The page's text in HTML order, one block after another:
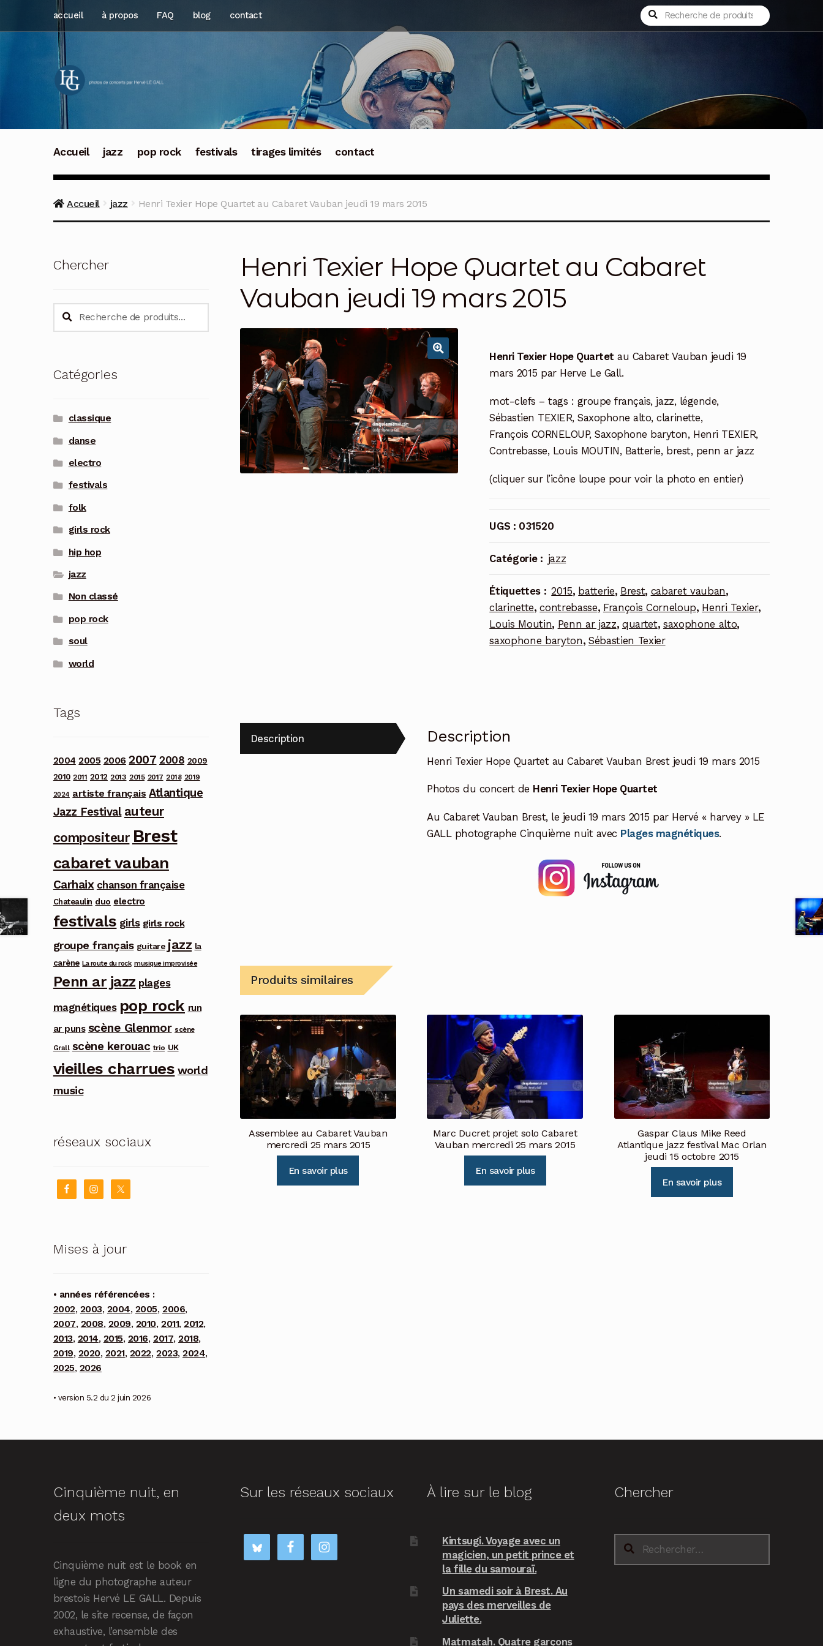
Aller
la
navigation
Aller
au
contenu
accueil à propos FAQ blog contact
Recherche
pour :
Recherche
Accueil jazz pop rock festivals tirages limités contact
Accueil jazz Henri Texier Hope Quartet au Cabaret Vauban jeudi 19 mars 2015
Henri Texier Hope Quartet au Cabaret
Vauban jeudi 19 mars 2015
Henri Texier Hope Quartet au Cabaret Vauban jeudi 19
mars 2015 par Herve Le Gall.
mot-clefs – tags : groupe français, jazz, légende,
Sébastien TEXIER, Saxophone alto, clarinette,
François CORNELOUP, Saxophone baryton, Henri TEXIER,
Contrebasse, Louis MOUTIN, Batterie, brest, penn ar jazz
(cliquer sur l’icône loupe pour voir la photo en entier)
UGS : 031520
Catégorie : jazz
Étiquettes : 2015, batterie, Brest, cabaret vauban,
clarinette,contrebasse, François Corneloup, Henri Texier,
Louis Moutin, Penn ar jazz, quartet, saxophone alto,
saxophone baryton, Sébastien Texier
Description Description
Henri Texier Hope Quartet au Cabaret Vauban Brest jeudi 19 mars 2015
Photos du concert de Henri Texier Hope Quartet
Au Cabaret Vauban Brest, le jeudi 19 mars 2015 par Hervé « harvey » LE
GALL photographe Cinquième nuit avec Plages magnétiques.
Produits similaires
Assemblee au Cabaret Vauban
mercredi 25 mars 2015
En savoir plus
Marc Ducret projet solo Cabaret
Vauban mercredi 25 mars 2015
En savoir plus
Gaspar Claus Mike Reed
Atlantique jazz festival Mac Orlan
jeudi 15 octobre 2015
En savoir plus
Chercher
Recherche
pour :
Recherche
Catégories
classique
danse
electro
festivals
folk
girls rock
hip hop
jazz
Non classé
pop rock
soul
world
Tags
2004 2005 2006 2007 2008 2009
2010 2011 2012 2013 2015 2017 2018 2019
2024 artiste français Atlantique
Jazz Festival auteur
compositeur Brest
cabaret vauban
Carhaix chanson française
Chateaulin duo electro
festivals girls girls rock
groupe français guitare jazz la
carène La route du rock musique improvisée
Penn ar jazz plages
magnétiques pop rock run
ar puns scène Glenmor scène
Grall scène kerouac trio UK
vieilles charrues world
music
réseaux sociaux
Mises à jour
• années référencées :
2002, 2003, 2004, 2005, 2006,
2007, 2008, 2009, 2010, 2011,2012,
2013, 2014, 2015, 2016, 2017,2018,
2019, 2020, 2021, 2022, 2023,2024,
2025, 2026
• version 5.2 du 2 juin 2026
Cinquième nuit, en
deux mots
Cinquième nuit est le book en
ligne du photographe auteur
brestois Hervé LE GALL. Depuis
2002, le site recense, de façon
exhaustive, l’ensemble des
Sur les réseaux sociaux À lire sur le blog
Kintsugi. Voyage avec un
magicien, un petit prince et
la fille du samouraï.
Un samedi soir à Brest. Au
pays des merveilles de
Juliette.
Matmatah. Quatre garçons
Chercher
Rechercher :